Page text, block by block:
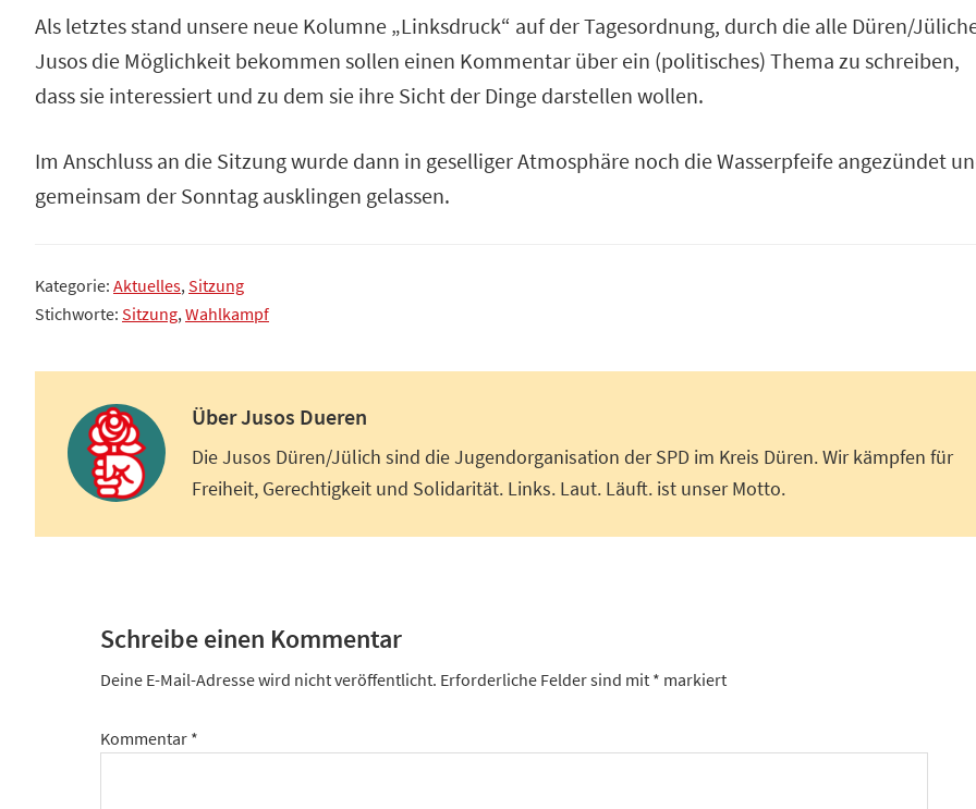
Als letztes stand unsere neue Kolumne „Linksdruck“ auf der Tagesordnung, durch die alle Düren/
Jusos die Möglichkeit bekommen sollen einen Kommentar über ein (politisches) Thema zu schreiben,
dass sie interessiert und zu dem sie ihre Sicht der Dinge darstellen wollen.
Im Anschluss an die Sitzung wurde dann in geselliger Atmosphäre noch die Wasserpfeife angezündet
gemeinsam der Sonntag ausklingen gelassen.
Kategorie: Aktuelles, Sitzung
Stichworte: Sitzung, Wahlkampf
ÜberJusos Dueren
Die Jusos Düren/Jülich sind die Jugendorganisation der SPD im Kreis Düren. Wir kämpfen für
Freiheit, Gerechtigkeit und Solidarität. Links. Laut. Läuft. ist unser Motto.
Schreibe einen Kommentar
Deine E-Mail-Adresse wird nicht veröffentlicht. Erforderliche Felder sind mit * markiert
Kommentar *